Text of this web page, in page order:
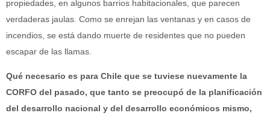
propiedades, en algunos barrios habitacionales, que parecen
verdaderas jaulas. Como se enrejan las ventanas y en casos de
incendios, se está dando muerte de residentes que no pueden
escapar de las llamas.
Qué necesario es para Chile que se tuviese nuevamente la
CORFO del pasado, que tanto se preocupó de la planificación
del desarrollo nacional y del desarrollo económicos mismo,